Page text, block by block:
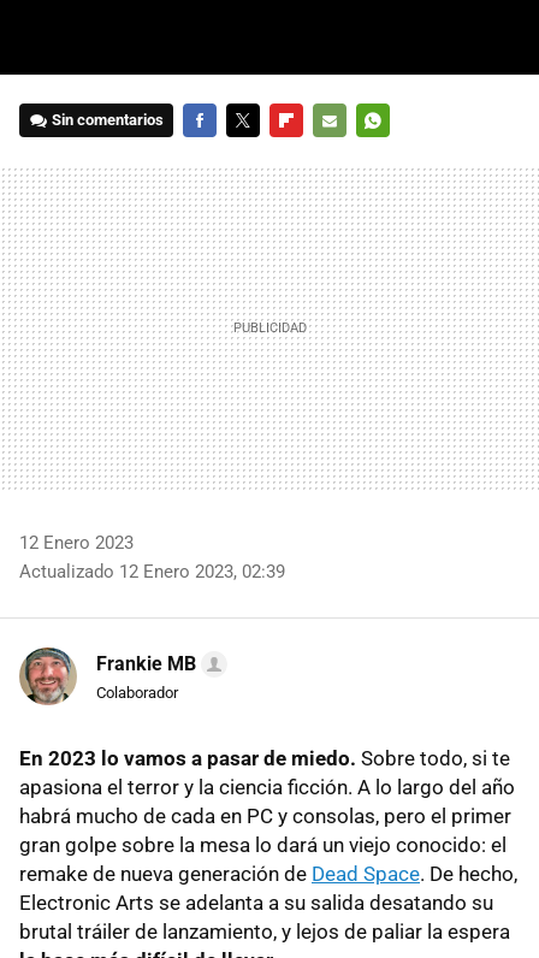
Sin comentarios
MAIL
12 Enero 2023
Actualizado 12 Enero 2023, 02:39
Frankie MB
Colaborador
En 2023 lo vamos a pasar de miedo. Sobre todo, si te
apasiona el terror y la ciencia ficción. A lo largo del año
habrá mucho de cada en PC y consolas, pero el primer
gran golpe sobre la mesa lo dará un viejo conocido: el
remake de nueva generación de Dead Space. De hecho,
Electronic Arts se adelanta a su salida desatando su
brutal tráiler de lanzamiento, y lejos de paliar la espera